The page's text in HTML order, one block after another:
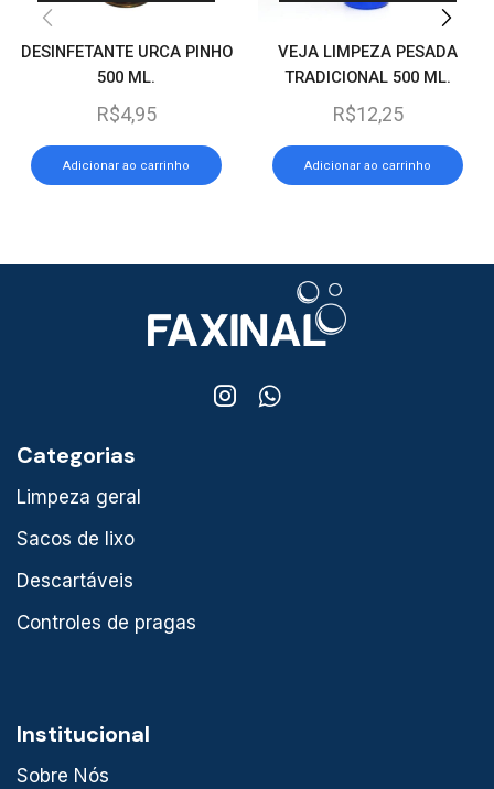
DESINFETANTE URCA PINHO
500 ML.
R$4,95
Adicionar ao carrinho
VEJA LIMPEZA PESADA
TRADICIONAL 500 ML.
R$12,25
Adicionar ao carrinho
Categorias
Limpeza geral
Sacos de lixo
Descartáveis
Controles de pragas
Institucional
Sobre Nós